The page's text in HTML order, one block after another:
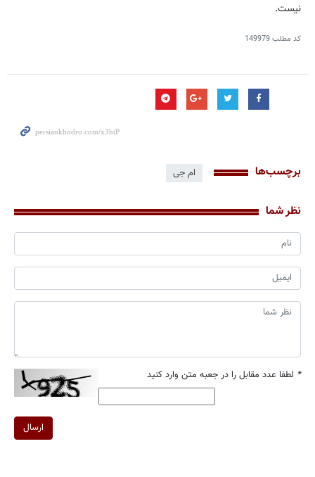
نیست.
کد مطلب149979
برچسب‌ها ام جی
نظر شما
* لطفا عدد مقابل را در جعبه متن وارد کنید
ارسال